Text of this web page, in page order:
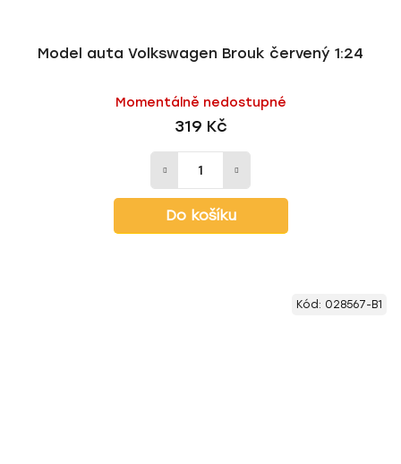
Model auta Volkswagen Brouk červený 1:24
Momentálně nedostupné
319 Kč
Do košíku
Kód: 028567-B1